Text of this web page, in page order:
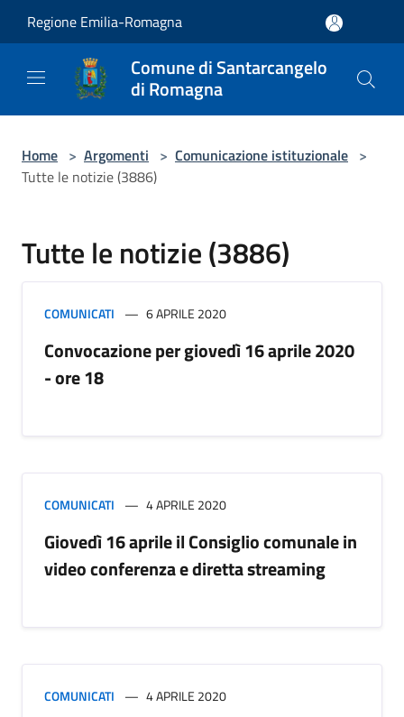
Regione Emilia-Romagna
Comune di Santarcangelo
di Romagna
Home > Argomenti > Comunicazione istituzionale >
Tutte le notizie (3886)
Tutte le notizie (3886)
COMUNICATI 6 APRILE 2020
Convocazione per giovedì 16 aprile 2020
- ore 18
COMUNICATI 4 APRILE 2020
Giovedì 16 aprile il Consiglio comunale in
video conferenza e diretta streaming
COMUNICATI 4 APRILE 2020